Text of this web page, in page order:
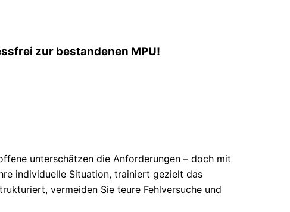
zur bestandenen MPU!
unterschätzen die Anforderungen – doch mit
individuelle Situation, trainiert gezielt das
vermeiden Sie teure Fehlversuche und